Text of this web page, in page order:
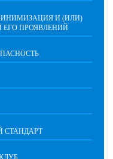
И (ИЛИ)
ПРОЯВЛЕНИЙ
СТАНДАРТ